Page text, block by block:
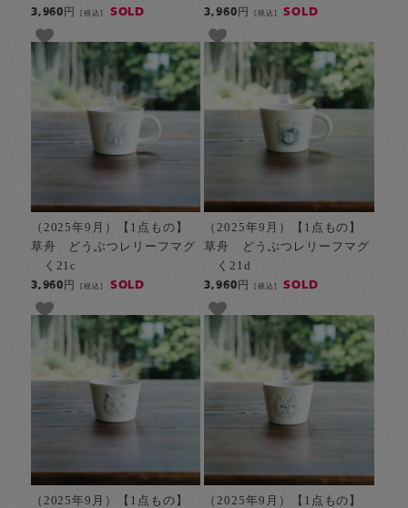
3,960円[税込] SOLD 3,960円 [税込] SOLD
（2025年9月）【1点もの】
草舟 どうぶつレリーフマグ
く21c
3,960円[税込] SOLD
（2025年9月）【1点もの】
草舟 どうぶつレリーフマグ
く21d
3,960円 [税込] SOLD
（2025年9月）【1点もの】
（2025年9月）【1点もの】